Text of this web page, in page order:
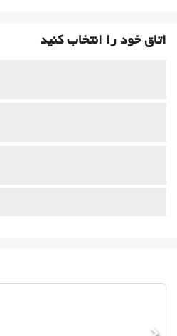
اتاق خود را انتخاب کنید